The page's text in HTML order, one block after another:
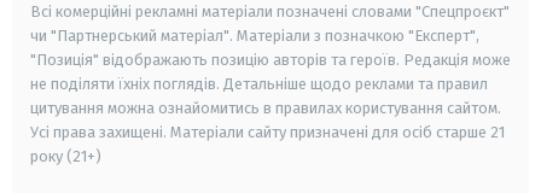
Всі комерційні рекламні матеріали позначені словами "Спецпроєкт"
чи "Партнерський матеріал". Матеріали з позначкою "Експерт",
"Позиція" відображають позицію авторів та героїв. Редакція може
не поділяти їхніх поглядів. Детальніше щодо реклами та правил
цитування можна ознайомитись в правилах користування сайтом.
Усі права захищені. Матеріали сайту призначені для осіб старше 21
року (21+)